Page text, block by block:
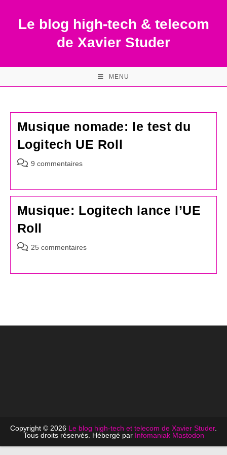
contentLe blog high-tech & telecom
de Xavier Studer
MENU
Musique nomade: le test du
Logitech UE Roll
Commentaires
publication :
9 commentaires
Musique: Logitech lance l’UE
Roll
Commentaires
25 commentaires
Copyright © 2026 Le blog high-tech et telecom de Xavier Studer.
Tous droits réservés. Hébergé par Infomaniak Mastodon